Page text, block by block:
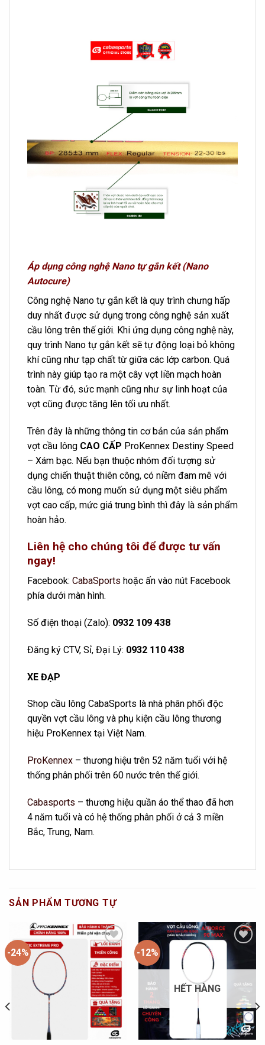
Áp dụng công nghệ Nano tự gắn kết (Nano
Autocure)
Công nghệ Nano tự gắn kết là quy trình chưng hấp
duy nhất được sử dụng trong công nghệ sản xuất
cầu lông trên thế giới. Khi ứng dụng công nghệ này,
quy trình Nano tự gắn kết sẽ tự động loại bỏ không
khí cũng như tạp chất từ ​​giữa các lớp carbon. Quá
trình này giúp tạo ra một cây vợt liền mạch hoàn
toàn. Từ đó, sức mạnh cũng như sự linh hoạt của
vợt cũng được tăng lên tối ưu nhất.
Trên đây là những thông tin cơ bản của sản phẩm
vợt cầu lông CAO CẤP ProKennex Destiny Speed
– Xám bạc. Nếu bạn thuộc nhóm đối tượng sử
dụng chiến thuật thiên công, có niềm đam mê với
cầu lông, có mong muốn sử dụng một siêu phẩm
vợt cao cấp, mức giá trung bình thì đây là sản phẩm
hoàn hảo.
Liên hệ cho chúng tôi để được tư vấn
ngay!
Facebook: CabaSports hoặc ấn vào nút Facebook
phía dưới màn hình.
Số điện thoại (Zalo): 0932 109 438
Đăng ký CTV, Sỉ, Đại Lý: 0932 110 438
XE ĐẠP
Shop cầu lông CabaSports là nhà phân phối độc
quyền vợt cầu lông và phụ kiện cầu lông thương
hiệu ProKennex tại Việt Nam.
ProKennex – thương hiệu trên 52 năm tuổi với hệ
thống phân phối trên 60 nước trên thế giới.
Cabasports – thương hiệu quần áo thể thao đã hơn
4 năm tuổi và có hệ thống phân phối ở cả 3 miền
Bắc, Trung, Nam.
SẢN PHẨM TƯƠNG TỰ
-24%
Add to
Wishlist
-12%
HẾT HÀNG